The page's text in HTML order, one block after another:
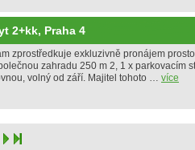
2+kk, Praha 4
zprostředkuje exkluzivně pronájem
zahradu 250 m 2, 1 x parkovacím
volný od září. Majitel tohoto … více